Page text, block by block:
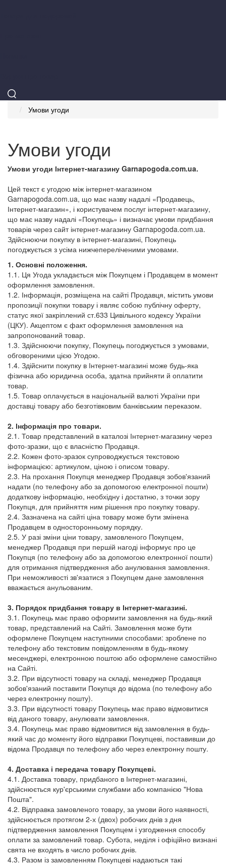
Умови угоди
Умови угоди
Умови угоди Інтернет-магазину Garnapogoda.com.ua.
Цей текст є угодою між інтернет-магазином
Garnapogoda.com.ua, що має назву надалі «Продавець,
Інтернет-магазин», і користувачем послуг інтернет-магазину,
що має назву надалі «Покупець» і визначає умови придбання
товарів через сайт інтернет-магазину Garnapogoda.com.ua.
Здійснюючи покупку в інтернет-магазині, Покупець
погоджується з усіма нижчепереліченими умовами.
1. Основні положення.
1.1. Ця Угода укладається між Покупцем і Продавцем в момент
оформлення замовлення.
1.2. Інформація, розміщена на сайті Продавця, містить умови
пропозиції покупки товару і являє собою публічну оферту,
статус якої закріплений ст.633 Цивільного кодексу України
(ЦКУ). Акцептом є факт оформлення замовлення на
запропонований товар.
1.3. Здійснюючи покупку, Покупець погоджується з умовами,
обговореними цією Угодою.
1.4. Здійснити покупку в Інтернет-магазині може будь-яка
фізична або юридична особа, здатна прийняти й оплатити
товар.
1.5. Товар оплачується в національній валюті України при
доставці товару або безготівковим банківським переказом.
2. Інформація про товари.
2.1. Товар представлений в каталозі Інтернет-магазину через
фото-зразки, що є власністю Продавця.
2.2. Кожен фото-зразок супроводжується текстовою
інформацією: артикулом, ціною і описом товару.
2.3. На прохання Покупця менеджер Продавця зобов'язаний
надати (по телефону або за допомогою електронної пошти)
додаткову інформацію, необхідну і достатню, з точки зору
Покупця, для прийняття ним рішення про покупку товару.
2.4. Зазначена на сайті ціна товару може бути змінена
Продавцем в односторонньому порядку.
2.5. У разі зміни ціни товару, замовленого Покупцем,
менеджер Продавця при першій нагоді інформує про це
Покупця (по телефону або за допомогою електронної пошти)
для отримання підтвердження або анулювання замовлення.
При неможливості зв'язатися з Покупцем дане замовлення
вважається анульованим.
3. Порядок придбання товару в Інтернет-магазині.
3.1. Покупець має право оформити замовлення на будь-який
товар, представлений на Сайті. Замовлення може бути
оформлене Покупцем наступними способами: зроблене по
телефону або текстовим повідомленням в будь-якому
месенджері, електронною поштою або оформлене самостійно
на Сайті.
3.2. При відсутності товару на складі, менеджер Продавця
зобов'язаний поставити Покупця до відома (по телефону або
через електронну пошту).
3.3. При відсутності товару Покупець має право відмовитися
від даного товару, анулювати замовлення.
3.4. Покупець має право відмовитися від замовлення в будь-
який час до моменту його відправки Покупцеві, поставивши до
відома Продавця по телефону або через електронну пошту.
4. Доставка і передача товару Покупцеві.
4.1. Доставка товару, придбаного в Інтернет-магазині,
здійснюється кур'єрськими службами або компанією "Нова
Пошта".
4.2. Відправка замовленого товару, за умови його наявності,
здійснюється протягом 2-х (двох) робочих днів з дня
підтвердження замовлення Покупцем і узгодження способу
оплати за замовлений товар. Субота, неділя і офіційно визнані
свята не входять в число робочих днів.
4.3. Разом із замовленням Покупцеві надаються такі